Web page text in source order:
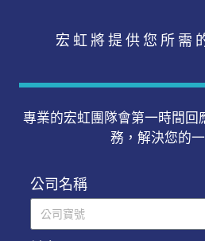
宏虹將提供您所需
專業的宏虹團隊會第一時間
務，解決您的
公司名稱